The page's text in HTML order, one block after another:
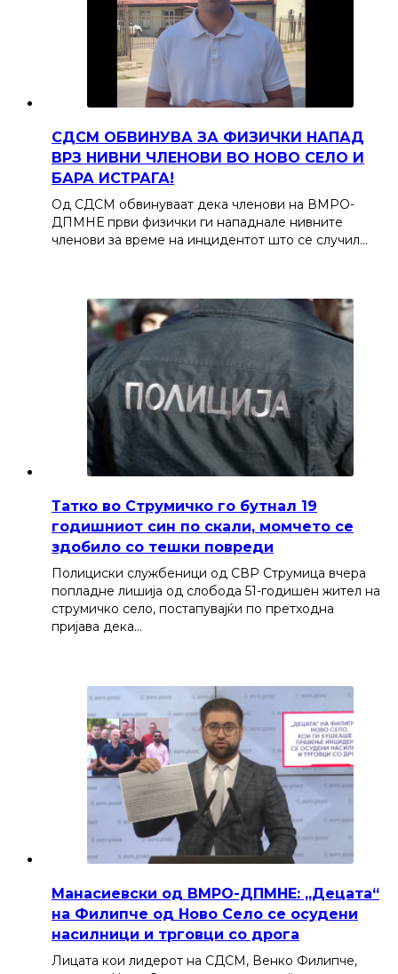
СДСМ ОБВИНУВА ЗА ФИЗИЧКИ НАПАД
ВРЗ НИВНИ ЧЛЕНОВИ ВО НОВО СЕЛО И
БАРА ИСТРАГА!
Од СДСМ обвинуваат дека членови на ВМРО-
ДПМНЕ први физички ги нападнале нивните
членови за време на инцидентот што се случил…
Татко во Струмичко го бутнал 19
годишниот син по скали, момчето се
здобило со тешки повреди
Полициски службеници од СВР Струмица вчера
попладне лишија од слобода 51-годишен жител на
струмичко село, постапувајќи по претходна
пријава дека…
Манасиевски од ВМРО-ДПМНЕ: „Децата“
на Филипче од Ново Село се осудени
насилници и трговци со дрога
Лицата кои лидерот на СДСМ, Венко Филипче,